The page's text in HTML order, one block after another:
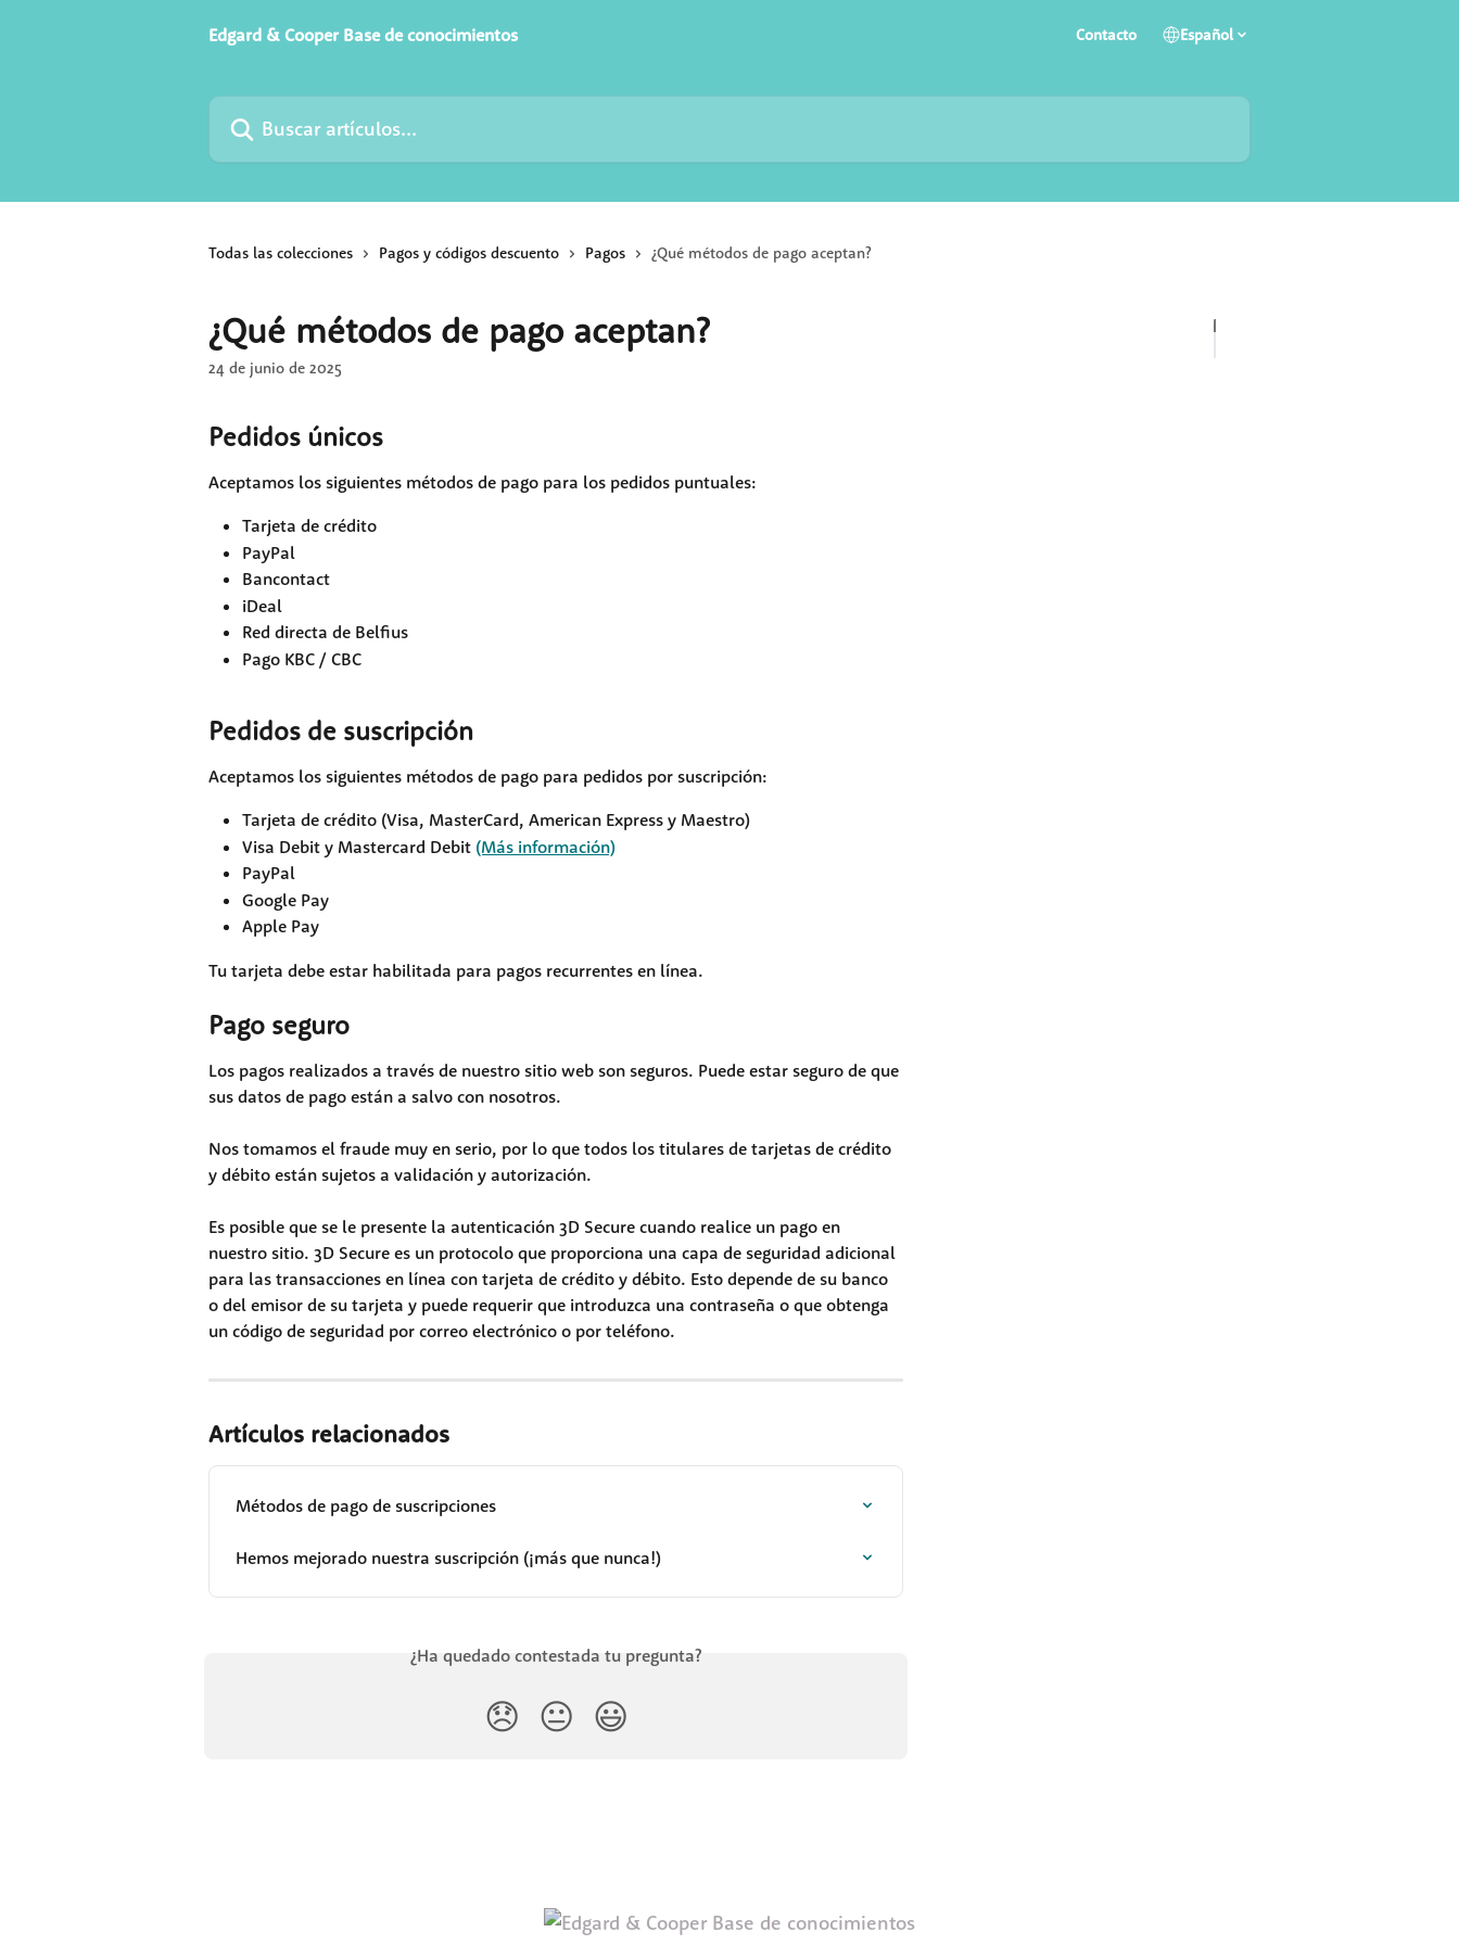
Edgard & Cooper Base de conocimientos
Contacto Español
Buscar artículos...
Todas las colecciones Pagos y códigos descuento Pagos ¿Qué métodos de pago aceptan?
¿Qué métodos de pago aceptan?
24 de junio de 2025
Pedidos únicos
Aceptamos los siguientes métodos de pago para los pedidos puntuales:
Tarjeta de crédito
PayPal
Bancontact
iDeal
Red directa de Belfius
Pago KBC / CBC
Pedidos de suscripción
Aceptamos los siguientes métodos de pago para pedidos por suscripción:
Tarjeta de crédito (Visa, MasterCard, American Express y Maestro)
Visa Debit y Mastercard Debit (Más información)
PayPal
Google Pay
Apple Pay
Tu tarjeta debe estar habilitada para pagos recurrentes en línea.
Pago seguro
Los pagos realizados a través de nuestro sitio web son seguros. Puede estar seguro de que
sus datos de pago están a salvo con nosotros.
Nos tomamos el fraude muy en serio, por lo que todos los titulares de tarjetas de crédito
y débito están sujetos a validación y autorización.
Es posible que se le presente la autenticación 3D Secure cuando realice un pago en
nuestro sitio. 3D Secure es un protocolo que proporciona una capa de seguridad adicional
para las transacciones en línea con tarjeta de crédito y débito. Esto depende de su banco
o del emisor de su tarjeta y puede requerir que introduzca una contraseña o que obtenga
un código de seguridad por correo electrónico o por teléfono.
Artículos relacionados
Métodos de pago de suscripciones
Hemos mejorado nuestra suscripción (¡más que nunca!)
¿Ha quedado contestada tu pregunta?
😞 😐 😃